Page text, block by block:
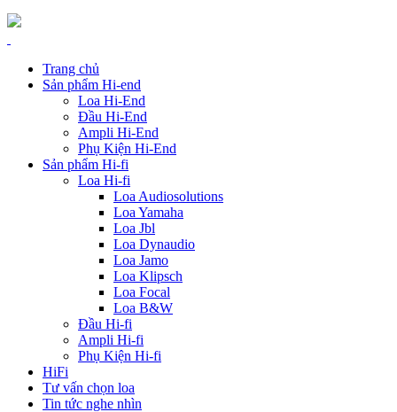
Trang chủ
Sản phẩm Hi-end
Loa Hi-End
Đầu Hi-End
Ampli Hi-End
Phụ Kiện Hi-End
Sản phẩm Hi-fi
Loa Hi-fi
Loa Audiosolutions
Loa Yamaha
Loa Jbl
Loa Dynaudio
Loa Jamo
Loa Klipsch
Loa Focal
Loa B&W
Đầu Hi-fi
Ampli Hi-fi
Phụ Kiện Hi-fi
HiFi
Tư vấn chọn loa
Tin tức nghe nhìn